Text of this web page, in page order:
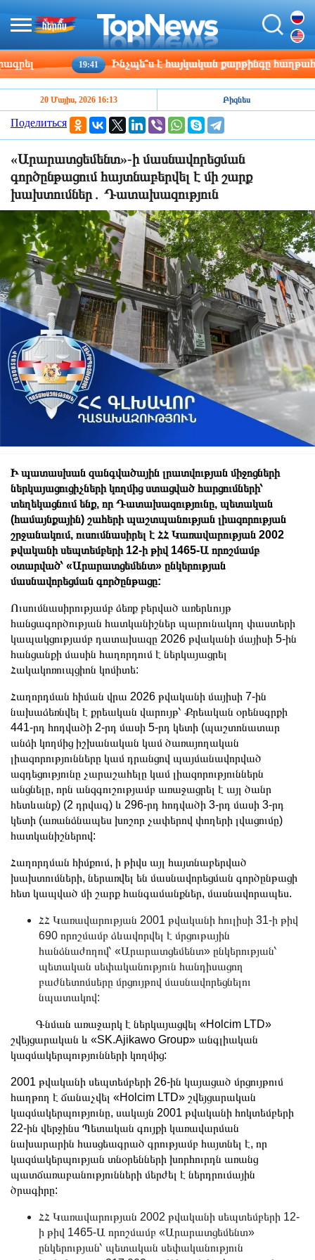
19:41 Ինչպե՞ս է հայկական քարթինգը հաղթահարում
20 Մայիս, 2026 16:13 Բիզնես
Поделиться
«Արարատցեմենտ»-ի մասնավորեցման
գործընթացում հայտնաբերվել է մի շարք
խախտումներ․ Դատախազություն
Ի պատասխան զանգվածային լրատվության միջոցների
ներկայացուցիչների կողմից ստացված հարցումների՝
տեղեկացնում ենք, որ Դատախազությունը, պետական
(համայնքային) շահերի պաշտպանության լիազորության
շրջանակում, ուսումնասիրել է ՀՀ Կառավարության 2002
թվականի սեպտեմբերի 12-ի թիվ 1465-Ա որոշմամբ
օտարված՝ «Արարատցեմենտ» ընկերության
մասնավորեցման գործընթացը:
Ուսումնասիրությամբ ձեռք բերված առերևույթ
հանցագործության հատկանիշներ պարունակող փաստերի
կապակցությամբ դատախազը 2026 թվականի մայիսի 5-ին
հանցանքի մասին հաղորդում է ներկայացրել
Հակակոռուպցիոն կոմիտե:
Հաղորդման հիման վրա 2026 թվականի մայիսի 7-ին
նախաձեռնվել է քրեական վարույթ՝ Քրեական օրենսգրքի
441-րդ հոդվածի 2-րդ մասի 5-րդ կետի (պաշտոնատար
անձի կողմից իշխանական կամ ծառայողական
լիազորությունները կամ դրանցով պայմանավորված
ազդեցությունը չարաշահելը կամ լիազորություններն
անցնելը, որն անզգուշությամբ առաջացրել է այլ ծանր
հետևանք) (2 դրվագ) և 296-րդ հոդվածի 3-րդ մասի 3-րդ
կետի (առանձնապես խոշոր չափերով փողերի լվացումը)
հատկանիշներով:
Հաղորդման հիմքում, ի թիվս այլ հայտնաբերված
խախտումների, ներառվել են մասնավորեցման գործընթացի
հետ կապված մի շարք հանգամանքներ, մասնավորապես.
ՀՀ Կառավարության 2001 թվականի հուլիսի 31-ի թիվ
690 որոշմամբ ձևավորվել է մրցութային
հանձնաժողով՝ «Արարատցեմենտ» ընկերության՝
պետական սեփականություն հանդիսացող
բաժնետոմսերը մրցույթով մասնավորեցնելու
նպատակով:
Գնման առաջարկ է ներկայացվել «Holcim LTD»
շվեյցարական և «SK.Ajikawo Group» անգլիական
կազմակերպությունների կողմից:
2001 թվականի սեպտեմբերի 26-ին կայացած մրցույթում
հաղթող է ճանաչվել «Holcim LTD» շվեյցարական
կազմակերպությունը, սակայն 2001 թվականի հոկտեմբերի
22-ին վերջինս Պետական գույքի կառավարման
նախարարին հասցեագրած գրությամբ հայտնել է, որ
կազմակերպության տնօրենների խորհուրդն առանց
պատճառաբանությունների մերժել է ներդրումային
ծրագիրը:
ՀՀ Կառավարության 2002 թվականի սեպտեմբերի 12-
ի թիվ 1465-Ա որոշմամբ «Արարատցեմենտ»
ընկերության՝ պետական սեփականություն